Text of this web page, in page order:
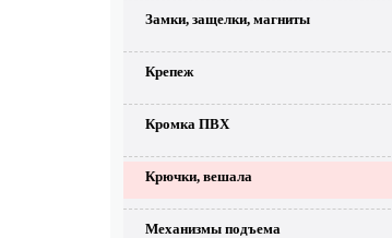
Замки, защелки, магниты
Крепеж
Кромка ПВХ
Крючки, вешала
Механизмы подъема